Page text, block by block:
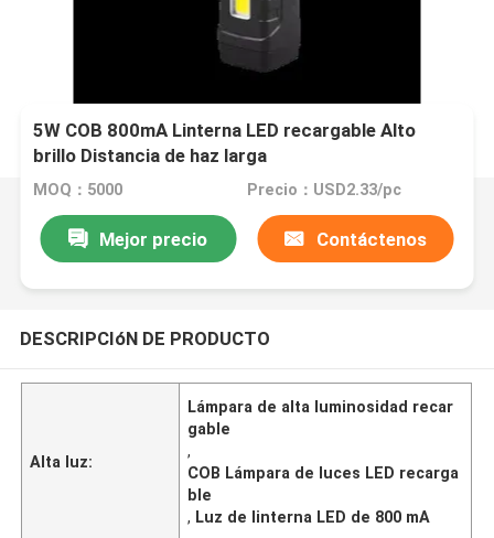
5W COB 800mA Linterna LED recargable Alto
brillo Distancia de haz larga
MOQ：5000 Precio：USD2.33/pc
Mejor precio Contáctenos
DESCRIPCIóN DE PRODUCTO
Alta luz:
Lámpara de alta luminosidad recar
gable
,
COB Lámpara de luces LED recarga
ble
, Luz de linterna LED de 800 mA